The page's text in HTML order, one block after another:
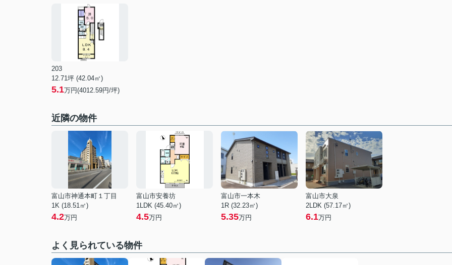
203
12.71坪 (42.04㎡)
5.1万円(4012.59円/坪)
近隣の物件
富山市神通本町１丁目
1K (18.51㎡)
4.2万円
富山市安養坊
1LDK (45.40㎡)
4.5万円
富山市一本木
1R (32.23㎡)
5.35万円
富山市大泉
2LDK (57.17㎡)
6.1万円
よく見られている物件